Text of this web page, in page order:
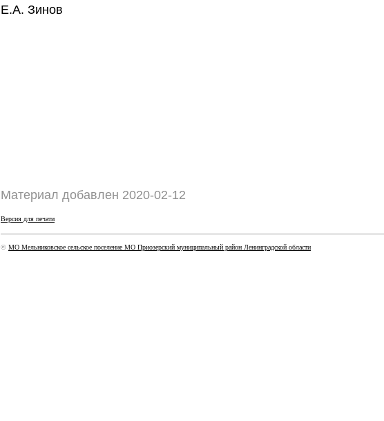
Е.А. Зинов
Материал добавлен 2020-02-12
Версия для печати
© МО Мельниковское сельское поселение МО Приозерский муниципальный район Ленинградской области